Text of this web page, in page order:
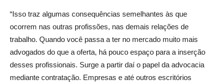
“Isso traz algumas consequências semelhantes às que
ocorrem nas outras profissões, nas demais relações de
trabalho. Quando você passa a ter no mercado muito mais
advogados do que a oferta, há pouco espaço para a inserção
desses profissionais. Surge a partir daí o papel da advocacia
mediante contratação. Empresas e até outros escritórios